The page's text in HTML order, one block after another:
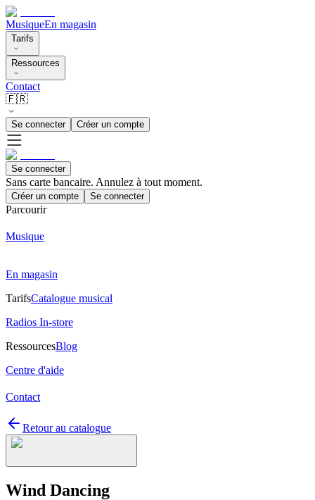
MusiqueEn magasin
Tarifs
Ressources
Contact
🇫🇷
Se connecter Créer un compte
Se connecter
Sans carte bancaire. Annulez à tout moment.
Créer un compte Se connecter
Parcourir
Musique
En magasin
TarifsCatalogue musical
Radios In-store
RessourcesBlog
Centre d'aide
Contact
Retour au catalogue
Wind Dancing